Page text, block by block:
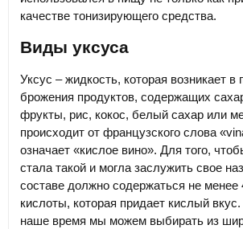
качестве тонизирующего средства.
Виды уксуса
Уксус – жидкость, которая возникает в
брожения продуктов, содержащих
фрукты, рис, кокос, белый сахар или
происходит от французского слова
означает «кислое вино». Для того,
стала такой и могла заслужить свое
составе должно содержаться не менее
кислоты, которая придает кислый
наше время мы можем выбирать из